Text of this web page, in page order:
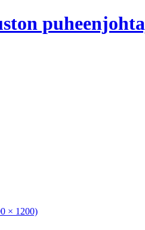
× 1200)